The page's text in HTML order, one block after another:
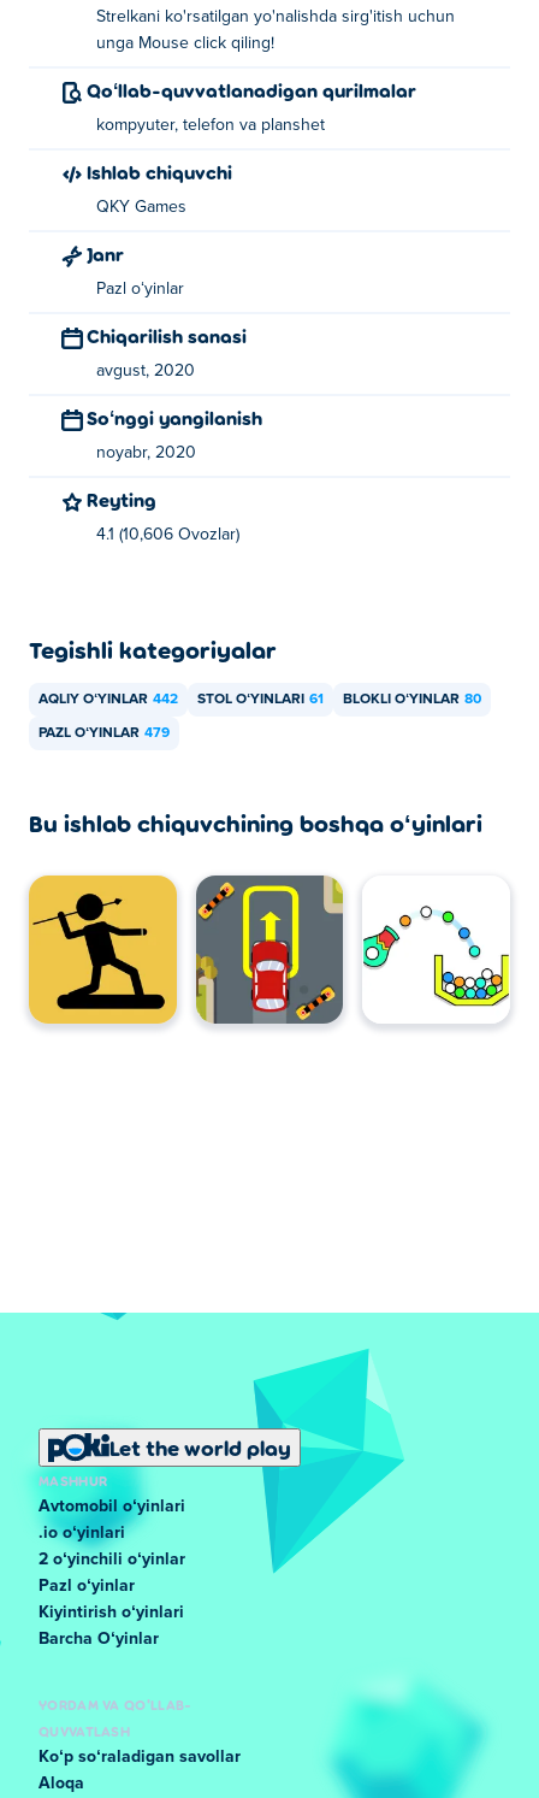
Strelkani ko'rsatilgan yo'nalishda sirg'itish uchun
unga Mouse click qiling!
Qoʻllab-quvvatlanadigan qurilmalar
kompyuter, telefon va planshet
Ishlab chiquvchi
QKY Games
Janr
Pazl oʻyinlar
Chiqarilish sanasi
avgust, 2020
Soʻnggi yangilanish
noyabr, 2020
Reyting
4.1 (10,606 Ovozlar)
Tegishli kategoriyalar
AQLIY OʻYINLAR 442 STOL OʻYINLARI 61 BLOKLI OʻYINLAR 80
PAZL OʻYINLAR 479
Bu ishlab chiquvchining boshqa oʻyinlari
Let the world play
MASHHUR
Avtomobil oʻyinlari
.io oʻyinlari
2 oʻyinchili oʻyinlar
Pazl oʻyinlar
Kiyintirish oʻyinlari
Barcha Oʻyinlar
YORDAM VA QO'LLAB-
QUVVATLASH
Koʻp soʻraladigan savollar
Aloqa